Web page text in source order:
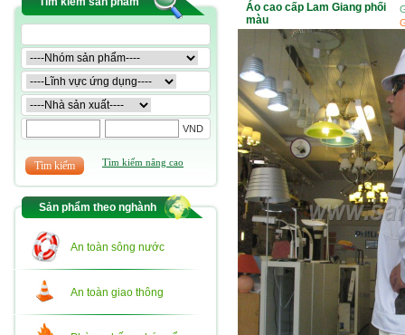
VND
Tìm kiếm nâng cao
Sản phẩm theo nghành
An toàn sông nước
An toàn giao thông
Áo cao cấp Lam Giang phối
màu